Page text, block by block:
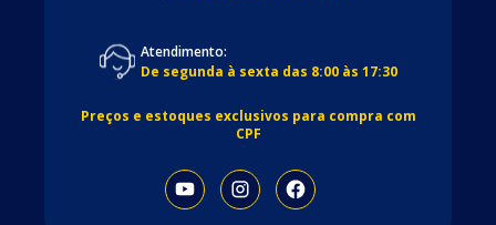
Atendimento:
De segunda à sexta das 8:00 às 17:30
Preços e estoques exclusivos para compra com
CPF